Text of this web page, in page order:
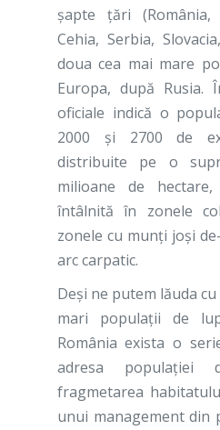
șapte țări (România,
Cehia, Serbia,
doua cea mai mare
Europa, după Rusia.
oficiale indică o
2000 și 2700 de
distribuite pe o
milioane de
întâlnită în zonele
zonele cu munți joși
arc carpatic.
Deși ne putem lăuda
mari populații de
România exista o
adresa populaţiei
fragmetarea
unui management